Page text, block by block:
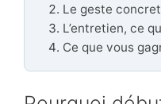
Le geste
L’entretien, ce
Ce que vous